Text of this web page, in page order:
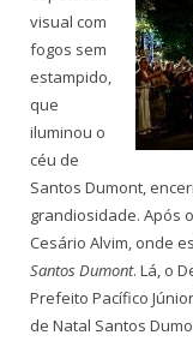
visual com
fogos sem
estampido,
que
iluminou o
céu de
Santos Dumont,
grandiosidade. Após
Cesário Alvim, onde
Santos Dumont. Lá, o
Prefeito Pacífico
de Natal Santos